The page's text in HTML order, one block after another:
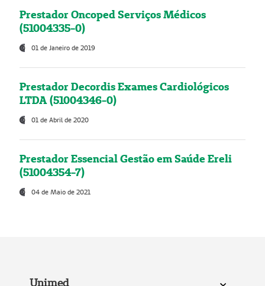
Prestador Oncoped Serviços Médicos
(51004335-0)
01 de Janeiro de 2019
Prestador Decordis Exames Cardiológicos
LTDA (51004346-0)
01 de Abril de 2020
Prestador Essencial Gestão em Saúde Ereli
(51004354-7)
04 de Maio de 2021
Unimed